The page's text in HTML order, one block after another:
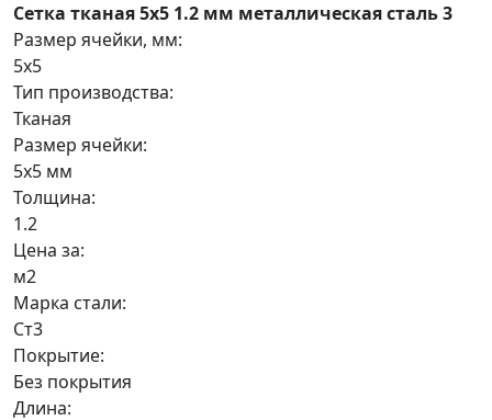
Сетка тканая 5х5 1.2 мм металлическая сталь 3
Размер ячейки, мм:
5х5
Тип производства:
Тканая
Размер ячейки:
5х5 мм
Толщина:
1.2
Цена за:
м2
Марка стали:
Ст3
Покрытие:
Без покрытия
Длина: